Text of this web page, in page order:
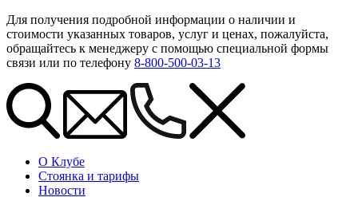
Для получения подробной информации о наличии и
стоимости указанных товаров, услуг и ценах, пожалуйста,
обращайтесь к менеджеру с помощью специальной формы
связи или по телефону 8-800-500-03-13
О Клубе
Стоянка и тарифы
Новости